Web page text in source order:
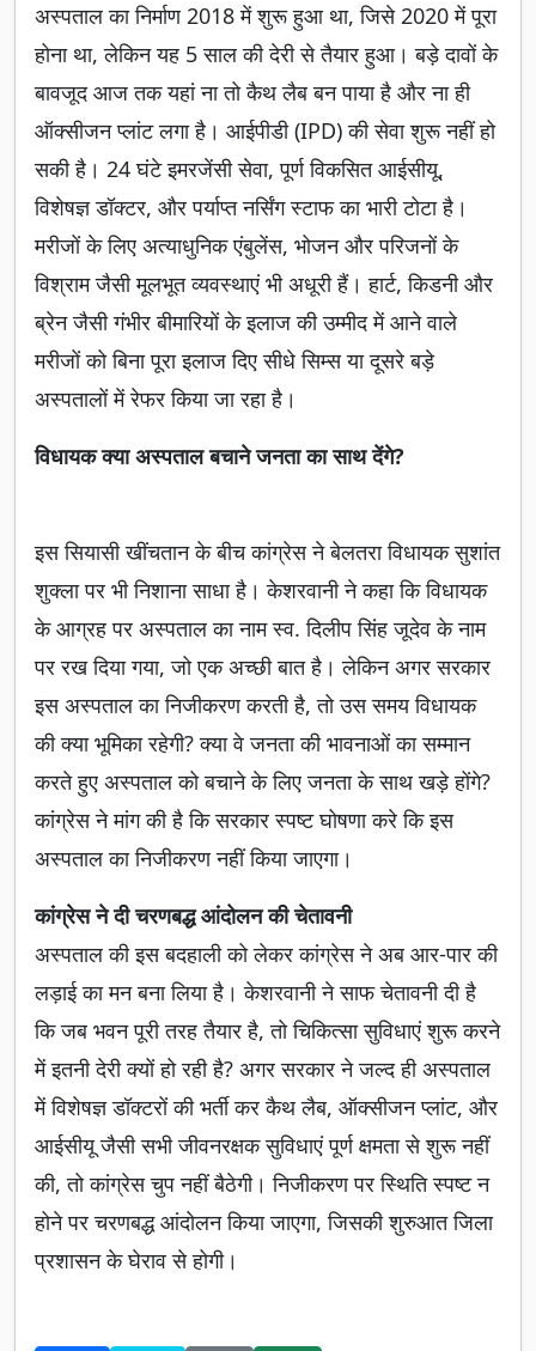
अस्पताल का निर्माण 2018 में शुरू हुआ था, जिसे 2020 में पूरा
होना था, लेकिन यह 5 साल की देरी से तैयार हुआ। बड़े दावों के
बावजूद आज तक यहां ना तो कैथ लैब बन पाया है और ना ही
ऑक्सीजन प्लांट लगा है। आईपीडी (IPD) की सेवा शुरू नहीं हो
सकी है। 24 घंटे इमरजेंसी सेवा, पूर्ण विकसित आईसीयू,
विशेषज्ञ डॉक्टर, और पर्याप्त नर्सिंग स्टाफ का भारी टोटा है।
मरीजों के लिए अत्याधुनिक एंबुलेंस, भोजन और परिजनों के
विश्राम जैसी मूलभूत व्यवस्थाएं भी अधूरी हैं। हार्ट, किडनी और
ब्रेन जैसी गंभीर बीमारियों के इलाज की उम्मीद में आने वाले
मरीजों को बिना पूरा इलाज दिए सीधे सिम्स या दूसरे बड़े
अस्पतालों में रेफर किया जा रहा है।
विधायक क्या अस्पताल बचाने जनता का साथ देंगे?
इस सियासी खींचतान के बीच कांग्रेस ने बेलतरा विधायक सुशांत
शुक्ला पर भी निशाना साधा है। केशरवानी ने कहा कि विधायक
के आग्रह पर अस्पताल का नाम स्व. दिलीप सिंह जूदेव के नाम
पर रख दिया गया, जो एक अच्छी बात है। लेकिन अगर सरकार
इस अस्पताल का निजीकरण करती है, तो उस समय विधायक
की क्या भूमिका रहेगी? क्या वे जनता की भावनाओं का सम्मान
करते हुए अस्पताल को बचाने के लिए जनता के साथ खड़े होंगे?
कांग्रेस ने मांग की है कि सरकार स्पष्ट घोषणा करे कि इस
अस्पताल का निजीकरण नहीं किया जाएगा।
कांग्रेस ने दी चरणबद्ध आंदोलन की चेतावनी
अस्पताल की इस बदहाली को लेकर कांग्रेस ने अब आर-पार की
लड़ाई का मन बना लिया है। केशरवानी ने साफ चेतावनी दी है
कि जब भवन पूरी तरह तैयार है, तो चिकित्सा सुविधाएं शुरू करने
में इतनी देरी क्यों हो रही है? अगर सरकार ने जल्द ही अस्पताल
में विशेषज्ञ डॉक्टरों की भर्ती कर कैथ लैब, ऑक्सीजन प्लांट, और
आईसीयू जैसी सभी जीवनरक्षक सुविधाएं पूर्ण क्षमता से शुरू नहीं
की, तो कांग्रेस चुप नहीं बैठेगी। निजीकरण पर स्थिति स्पष्ट न
होने पर चरणबद्ध आंदोलन किया जाएगा, जिसकी शुरुआत जिला
प्रशासन के घेराव से होगी।